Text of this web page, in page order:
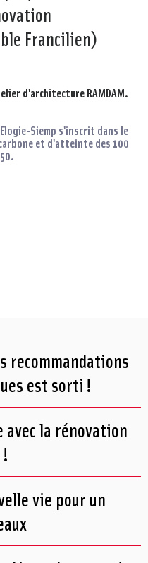
Francilien)
d'architecture RAMDAM.
Siemp s'inscrit dans le
et d'atteinte des 100
recommandations
est sorti !
la rénovation
vie pour un